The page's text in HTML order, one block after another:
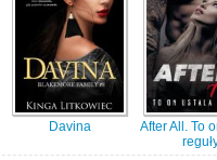
Davina
After All. To